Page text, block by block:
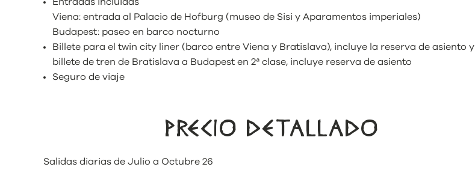
Entradas incluidas
Viena: entrada al Palacio de Hofburg (museo de Sisi y Aparamentos imperiales)
Budapest: paseo en barco nocturno
Billete para el twin city liner (barco entre Viena y Bratislava), incluye la reserva de asiento y
billete de tren de Bratislava a Budapest en 2ª clase, incluye reserva de asiento
Seguro de viaje
PRECIO DETALLADO
Salidas diarias de Julio a Octubre 26